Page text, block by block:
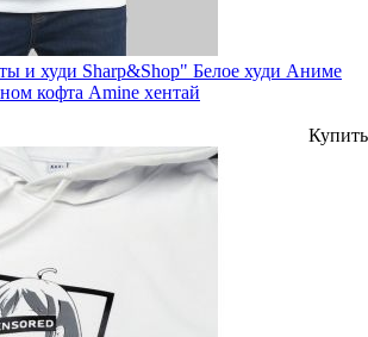
и худи Sharp&Shop" Белое худи Аниме
кофта Amine хентай
Купить